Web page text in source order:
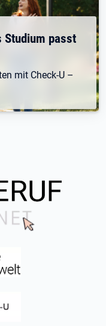
Studium passt
mit Check-U –